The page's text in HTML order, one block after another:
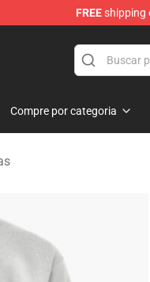
FREEshipping
Compre por categoria